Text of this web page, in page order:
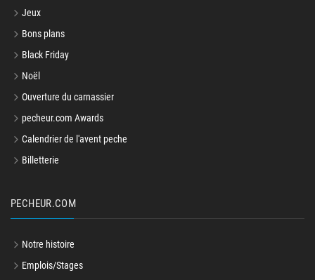
Jeux
Bons plans
Black Friday
Noël
Ouverture du carnassier
pecheur.com Awards
Calendrier de l'avent peche
Billetterie
PECHEUR.COM
Notre histoire
Emplois/Stages